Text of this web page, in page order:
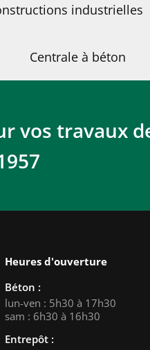
industrielles
Centrale à béton
vos travaux
Heures d'ouverture
Béton :
lun-ven : 5h30 à 17h30
sam : 6h30 à 16h30
Entrepôt :